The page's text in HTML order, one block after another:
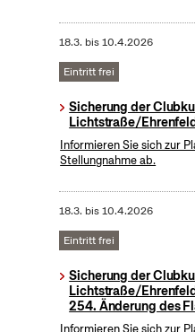
18.3. bis10.4.2026
Eintritt frei
Sicherung der
Lichtstraße/
Informieren Sie sich zur
Stellungnahme ab.
18.3. bis10.4.2026
Eintritt frei
Sicherung der
Lichtstraße/
254. Änderung des